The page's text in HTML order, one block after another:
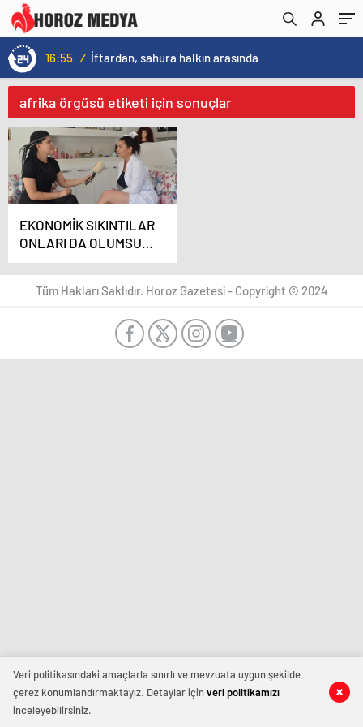
16:55 / İftardan, sahura halkın arasında
afrika örgüsü etiketi için sonuçlar
EKONOMİK SIKINTILAR
ONLARI DA OLUMSUZ
ETKİLEDİ
Tüm Hakları Saklıdır. Horoz Gazetesi - Copyright © 2024
Veri politikasındaki amaçlarla sınırlı ve mevzuata uygun şekilde
çerez konumlandırmaktayız. Detaylar içinveri politikamızı
inceleyebilirsiniz.